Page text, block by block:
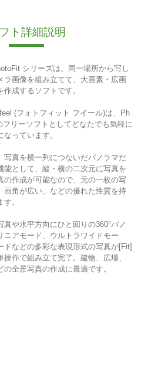
ト詳細説明
シリーズは、同一場所から写し
ラ画像を組み立てて、大画素・広画
成するソフトです。
(フォトフィット フイール)は、Ph
リーソフトとしてどなたでも気軽に
っています。
写真を横一列につないだパノラマだ
能として、縦・横の二次元に写真を
の作成が可能なので、元の一枚の写
画角が広い、などの優れた性質を持
。
真や水平方向にひと回りの360°パノ
ニアモード、ウルトラワイドモー
ドなどの多彩な表現形式の写真が[Fit]
作で組み立て完了。建物、広場、
全景写真の作成に最適です。